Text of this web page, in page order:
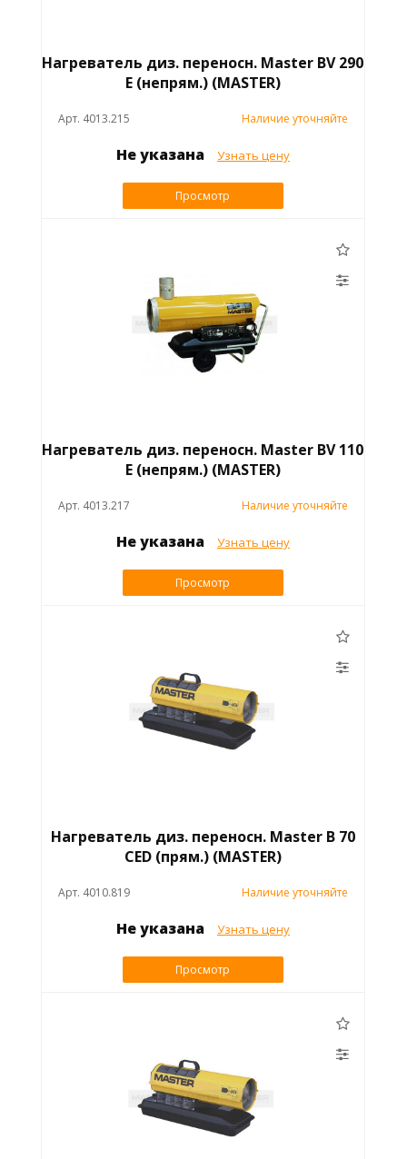
Нагреватель диз. переносн. Master BV 290
E (непрям.) (MASTER)
Арт. 4013.215 Наличие уточняйте
Не указана Узнать цену
Просмотр
Нагреватель диз. переносн. Master BV 110
E (непрям.) (MASTER)
Арт. 4013.217 Наличие уточняйте
Не указана Узнать цену
Просмотр
Нагреватель диз. переносн. Master B 70
CED (прям.) (MASTER)
Арт. 4010.819 Наличие уточняйте
Не указана Узнать цену
Просмотр